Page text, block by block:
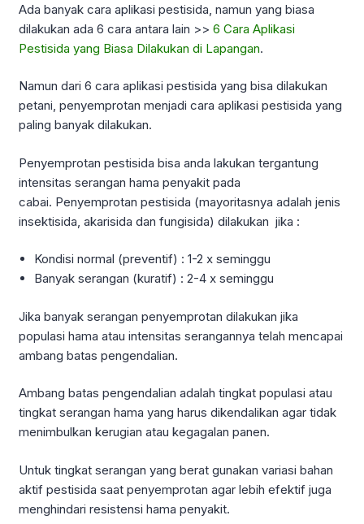
Ada banyak cara aplikasi pestisida, namun yang biasa
dilakukan ada 6 cara antara lain >> 6 Cara Aplikasi
Pestisida yang Biasa Dilakukan di Lapangan.
Namun dari 6 cara aplikasi pestisida yang bisa dilakukan
petani, penyemprotan menjadi cara aplikasi pestisida yang
paling banyak dilakukan.
Penyemprotan pestisida bisa anda lakukan tergantung
intensitas serangan hama penyakit pada
cabai. Penyemprotan pestisida (mayoritasnya adalah jenis
insektisida, akarisida dan fungisida) dilakukan jika :
Kondisi normal (preventif) : 1-2 x seminggu
Banyak serangan (kuratif) : 2-4 x seminggu
Jika banyak serangan penyemprotan dilakukan jika
populasi hama atau intensitas serangannya telah mencapai
ambang batas pengendalian.
Ambang batas pengendalian adalah tingkat populasi atau
tingkat serangan hama yang harus dikendalikan agar tidak
menimbulkan kerugian atau kegagalan panen.
Untuk tingkat serangan yang berat gunakan variasi bahan
aktif pestisida saat penyemprotan agar lebih efektif juga
menghindari resistensi hama penyakit.